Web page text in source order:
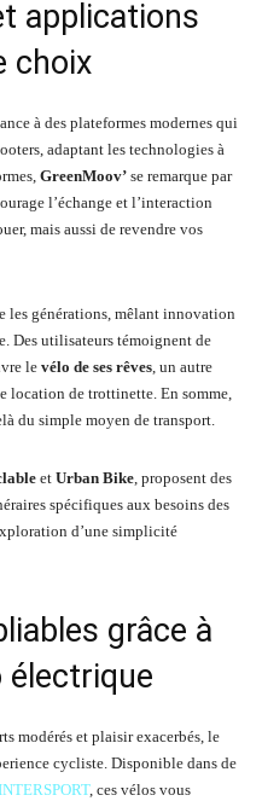
applications
choix
à des plateformes modernes qui
adaptant les technologies à
GreenMoov’ se remarque par
l’échange et l’interaction
mais aussi de revendre vos
les générations, mêlant innovation
Des utilisateurs témoignent de
le vélo de ses rêves, un autre
location de trottinette. En somme,
du simple moyen de transport.
et Urban Bike, proposent des
spécifiques aux besoins des
d’une simplicité
grâce à
électrique
modérés et plaisir exacerbés, le
cycliste. Disponible dans de
, ces vélos vous